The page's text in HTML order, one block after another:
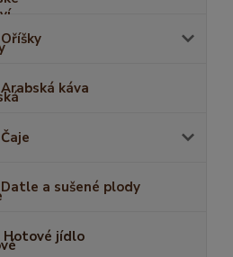
Oříšky
Arabská káva
Čaje
Datle a sušené plody
Hotové jídlo